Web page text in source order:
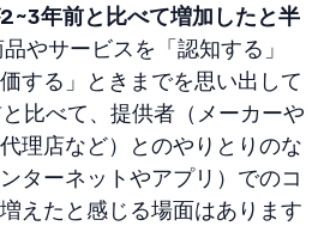
年前と比べて増加したと半
やサービスを「認知する」
する」ときまでを思い出して
比べて、提供者（メーカーや
理店など）とのやりとりのな
ターネットやアプリ）でのコ
えたと感じる場面はあります